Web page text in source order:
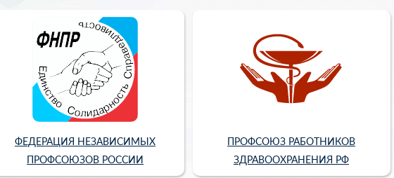
ФЕДЕРАЦИЯ НЕЗАВИСИМЫХ
ПРОФСОЮЗОВ РОССИИ
ПРОФСОЮЗ РАБОТНИКОВ
ЗДРАВООХРАНЕНИЯ РФ